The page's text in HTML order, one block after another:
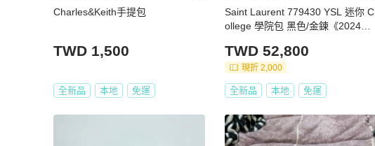
Charles&Keith手提包
TWD 1,500
全新品 本地 免運
Saint Laurent 779430 YSL 迷你 C
ollege 學院包 黑色/金鍊《2024季
TWD 52,800
現折 2,000
全新品 本地 免運